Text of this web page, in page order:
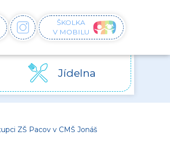
FACEBOOKINSTAGRAM
ŠKOLKA
V MOBILU
Jídelna
ZŠ Pacov v CMŠ Jonáš